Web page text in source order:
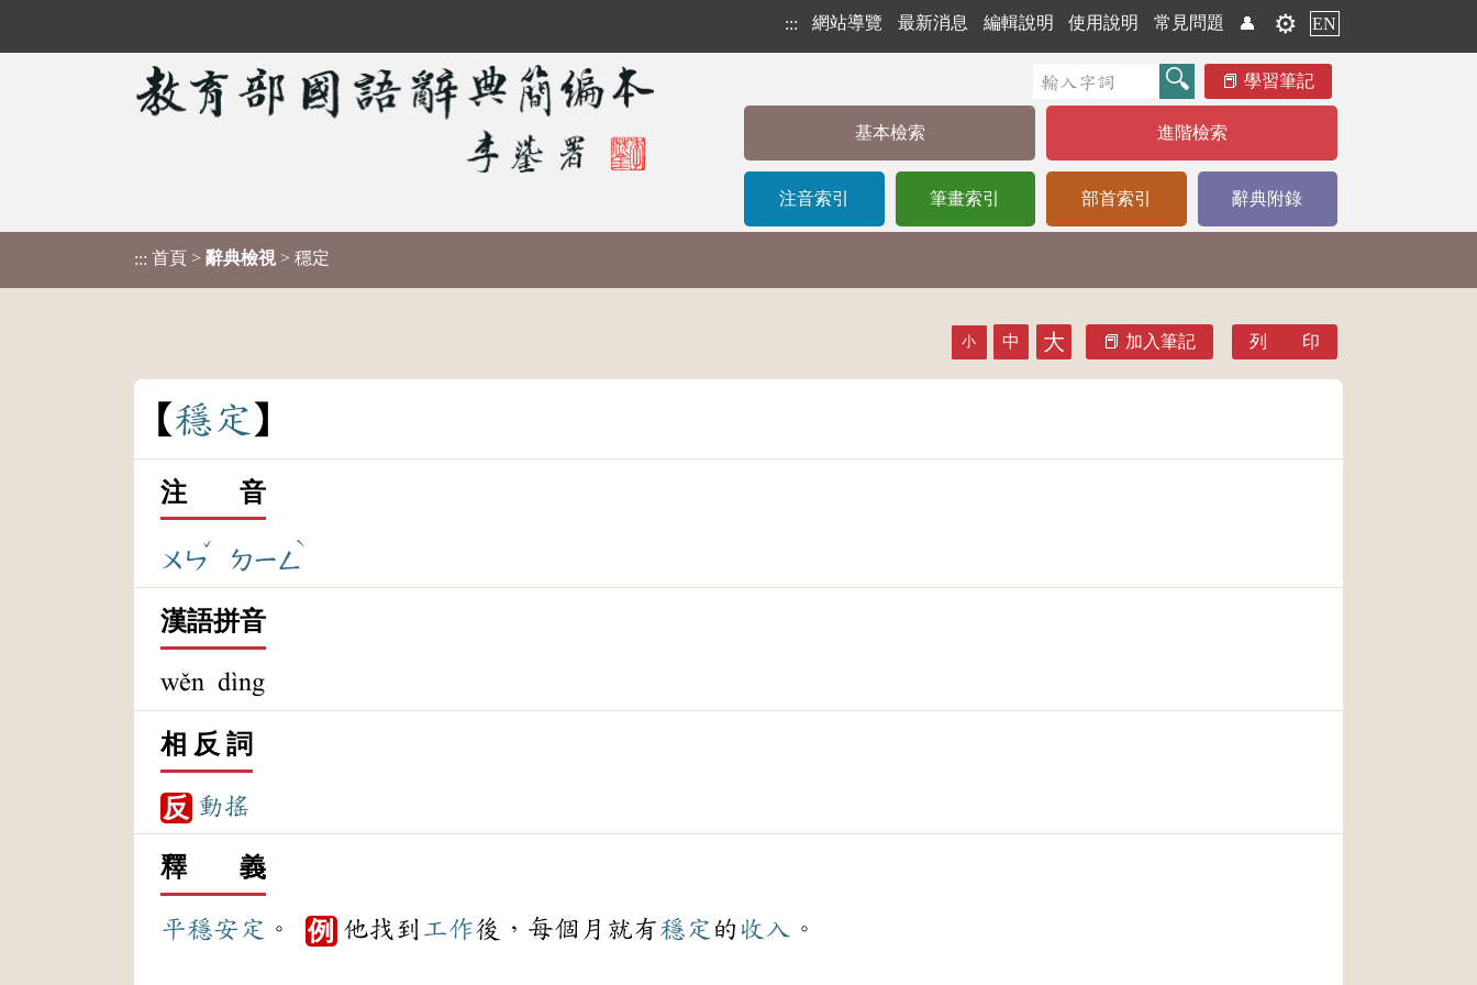
::: 網站導覽 最新消息 編輯說明 使用說明 常見問題 👤 ⚙️ EN
學習筆記
基本檢索 進階檢索
注音索引 筆畫索引 部首索引 辭典附錄
::: 首頁 > 辭典檢視 > 穩定
小 中 大 加入筆記 列 印
穩定
注 音
ㄨㄣ
ˇ
ㄉㄧㄥ
ˋ
漢語拼音
wěn dìng
相 反 詞
反 動搖
釋 義
平穩安定 。 例 他找到 工作後，每個月就有穩定 的 收入 。